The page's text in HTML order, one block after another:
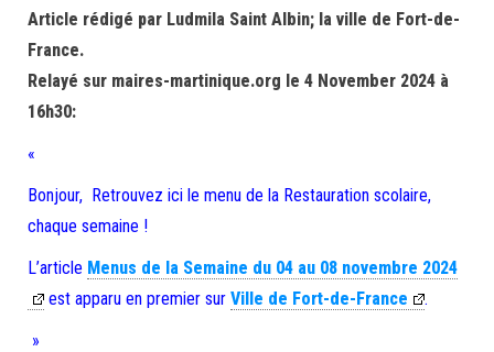
Article rédigé par Ludmila Saint Albin; la ville de Fort-de-
France.
Relayé sur maires-martinique.org le 4 November 2024 à
16h30:
«
Bonjour, Retrouvez ici le menu de la Restauration scolaire,
chaque semaine !
L’article Menus de la Semaine du 04 au 08 novembre 2024
est apparu en premier sur Ville de Fort-de-France
.
»